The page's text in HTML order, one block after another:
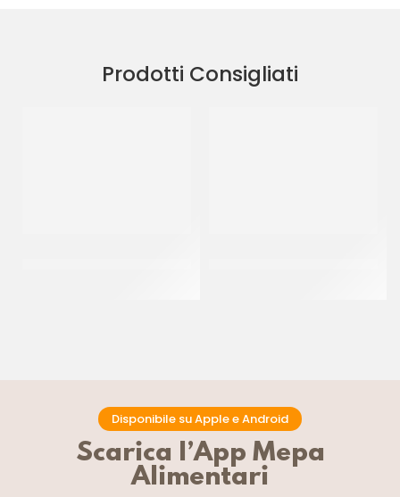
Prodotti Consigliati
Disponibile su Apple e Android
Scarica l’App Mepa
Alimentari